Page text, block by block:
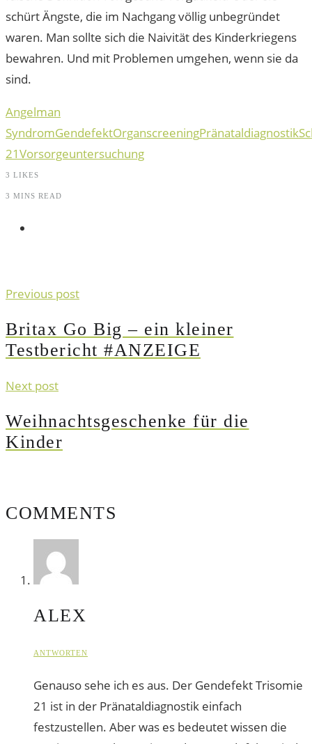
schürt Ängste, die im Nachgang völlig unbegründet
waren. Man sollte sich die Naivität des Kinderkriegens
bewahren. Und mit Problemen umgehen, wenn sie da
sind.
Angelman
SyndromGendefektOrganscreeningPränataldiagnostik
21Vorsorgeuntersuchung
3 LIKES
3 MINS READ
Previous post
Britax Go Big – ein kleiner
Testbericht #ANZEIGE
Next post
Weihnachtsgeschenke für die
Kinder
COMMENTS
ALEX
ANTWORTEN
Genauso sehe ich es aus. Der Gendefekt Trisomie
21 ist in der Pränataldiagnostik einfach
festzustellen. Aber was es bedeutet wissen die